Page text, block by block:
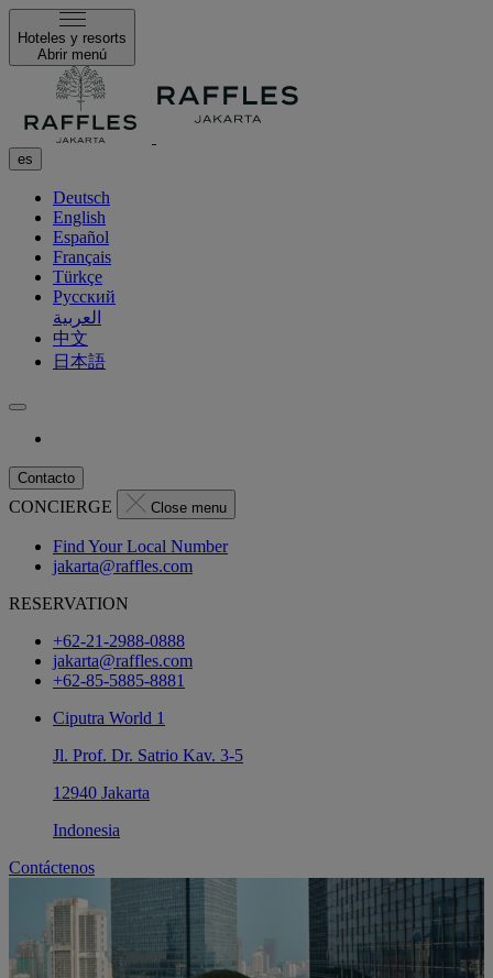
Hoteles y resorts
Abrir menú
es
Deutsch
English
Español
Français
Türkçe
Русский
العربية
中文
日本語
Contacto
CONCIERGE Close menu
Find Your Local Number
jakarta@raffles.com
RESERVATION
+62-21-2988-0888
jakarta@raffles.com
+62-85-5885-8881
Ciputra World 1
Jl. Prof. Dr. Satrio Kav. 3-5
12940 Jakarta
Indonesia
Contáctenos